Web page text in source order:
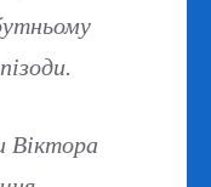
Віктора